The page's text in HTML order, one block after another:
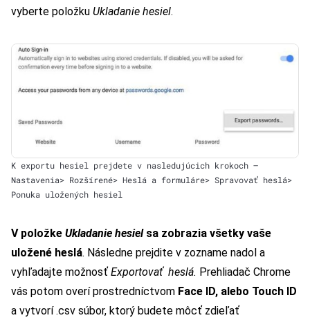
vyberte položku Ukladanie hesiel.
K exportu hesiel prejdete v nasledujúcich krokoch –
Nastavenia> Rozšírené> Heslá a formuláre> Spravovať heslá>
Ponuka uložených hesiel
V položke Ukladanie hesiel sa zobrazia všetky vaše
uložené heslá. Následne prejdite v zozname nadol a
vyhľadajte možnosť Exportovať heslá. Prehliadač Chrome
vás potom overí prostredníctvom Face ID, alebo Touch ID
a vytvorí .csv súbor, ktorý budete môcť zdieľať